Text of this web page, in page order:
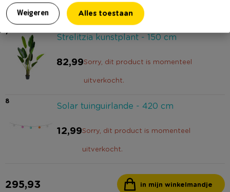
Weigeren Alles toestaan
uitverkocht.
7 Strelitzia kunstplant - 150 cm
82,99Sorry, dit product is momenteel
uitverkocht.
8 Solar tuinguirlande - 420 cm
12,99Sorry, dit product is momenteel
uitverkocht.
295,93 in mijn winkelmandje